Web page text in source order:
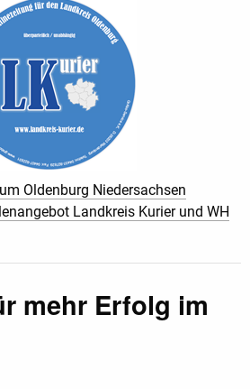
Oldenburg Niedersachsen
Landkreis Kurier und WH
mehr Erfolg im